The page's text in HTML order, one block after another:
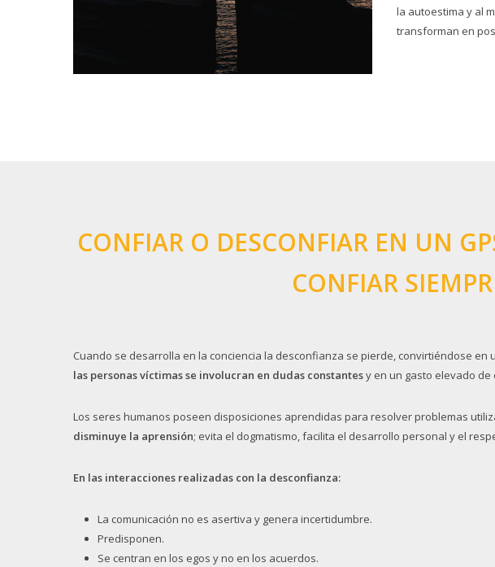
la autoestima y al
transforman en
CONFIAR O DESCONFIAR EN UN
CONFIAR
Cuando se desarrolla en la conciencia la desconfianza se pierde, convirtiéndose
las personas víctimas se involucran en dudas constantesy en un gasto elevado
Los seres humanos poseen disposiciones aprendidas para resolver problemas
disminuye la aprensión; evita el dogmatismo, facilita el desarrollo personal y el
En las interacciones realizadas con la desconfianza:
La comunicación no es asertiva y genera incertidumbre.
Predisponen.
Se centran en los egos y no en los acuerdos.